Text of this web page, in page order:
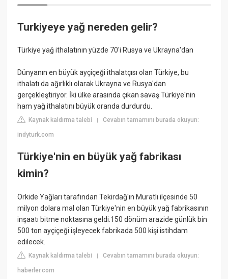
Turkiyeye yağ nereden gelir?
Türkiye yağ ithalatının yüzde 70'i Rusya ve Ukrayna'dan
Dünyanın en büyük ayçiçeği ithalatçısı olan Türkiye, bu
ithalatı da ağırlıklı olarak Ukrayna ve Rusya'dan
gerçekleştiriyor. İki ülke arasında çıkan savaş Türkiye'nin
ham yağ ithalatını büyük oranda durdurdu.
Kaynak kaldırma talebi |Cevabın tamamını burada okuyun:
indyturk.com
Türkiye'nin en büyük yağ fabrikası
kimin?
Orkide Yağları tarafından Tekirdağ'ın Muratlı ilçesinde 50
milyon dolara mal olan Türkiye'nin en büyük yağ fabrikasının
inşaatı bitme noktasına geldi.150 dönüm arazide günlük bin
500 ton ayçiçeği işleyecek fabrikada 500 kişi istihdam
edilecek.
Kaynak kaldırma talebi |Cevabın tamamını burada okuyun:
haberler.com